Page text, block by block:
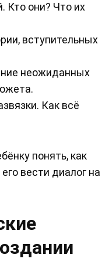
Кто они? Что их
вступительных
неожиданных
Как всё
понять, как
вести диалог на